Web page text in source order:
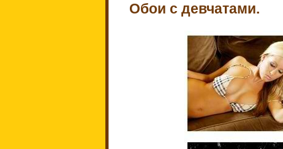
Обои с девчатами.